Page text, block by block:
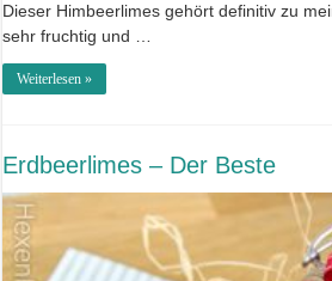
Dieser Himbeerlimes gehört definitiv zu
sehr fruchtig und …
Weiterlesen »
Erdbeerlimes – Der Beste